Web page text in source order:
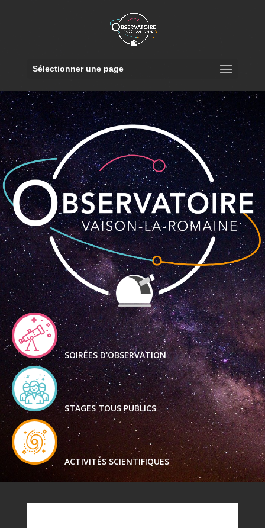
Sélectionner une page
SOIRÉES D'OBSERVATION
STAGES TOUS PUBLICS
ACTIVITÉS SCIENTIFIQUES